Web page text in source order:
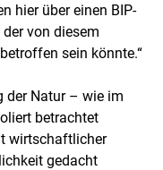
hier über einen BIP-
von diesem
sein könnte.“
der Natur – wie im
betrachtet
wirtschaftlicher
gedacht